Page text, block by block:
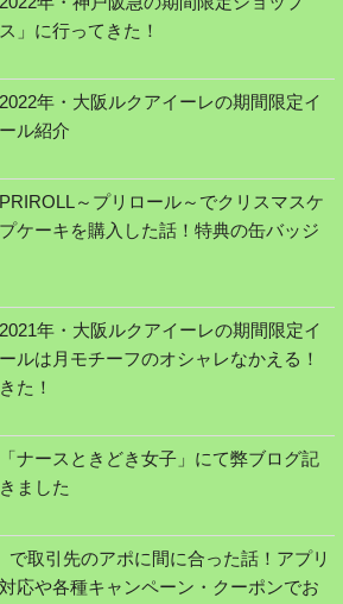
」に行ってきた！
年・大阪ルクアイーレの期間限定イ
ル紹介
～プリロール～でクリスマスケ
ケーキを購入した話！特典の缶バッジ
年・大阪ルクアイーレの期間限定イ
ルは月モチーフのオシャレなかえる！
た！
ナースときどき女子」にて弊ブログ記
ました
で取引先のアポに間に合った話！アプリ
応や各種キャンペーン・クーポンでお